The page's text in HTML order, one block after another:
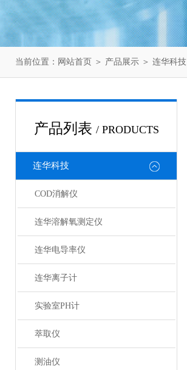
当前位置： 网站首页 ＞ 产品展示 ＞ 连华科技
产品列表 / PRODUCTS
连华科技
COD消解仪
连华溶解氧测定仪
连华电导率仪
连华离子计
实验室PH计
萃取仪
测油仪